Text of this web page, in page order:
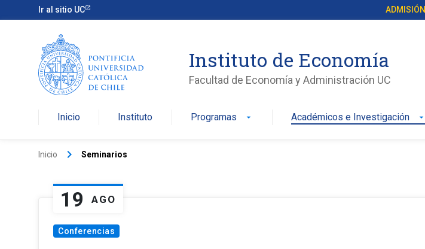
Ir al sitio UC ADMISIÓN
Instituto de Economía
Facultad de Economía y Administración UC
Inicio Instituto Programas arrow_drop_down Académicos e Investigación arrow_drop_down
Inicio keyboard_arrow_right Seminarios
19 AGO
Conferencias